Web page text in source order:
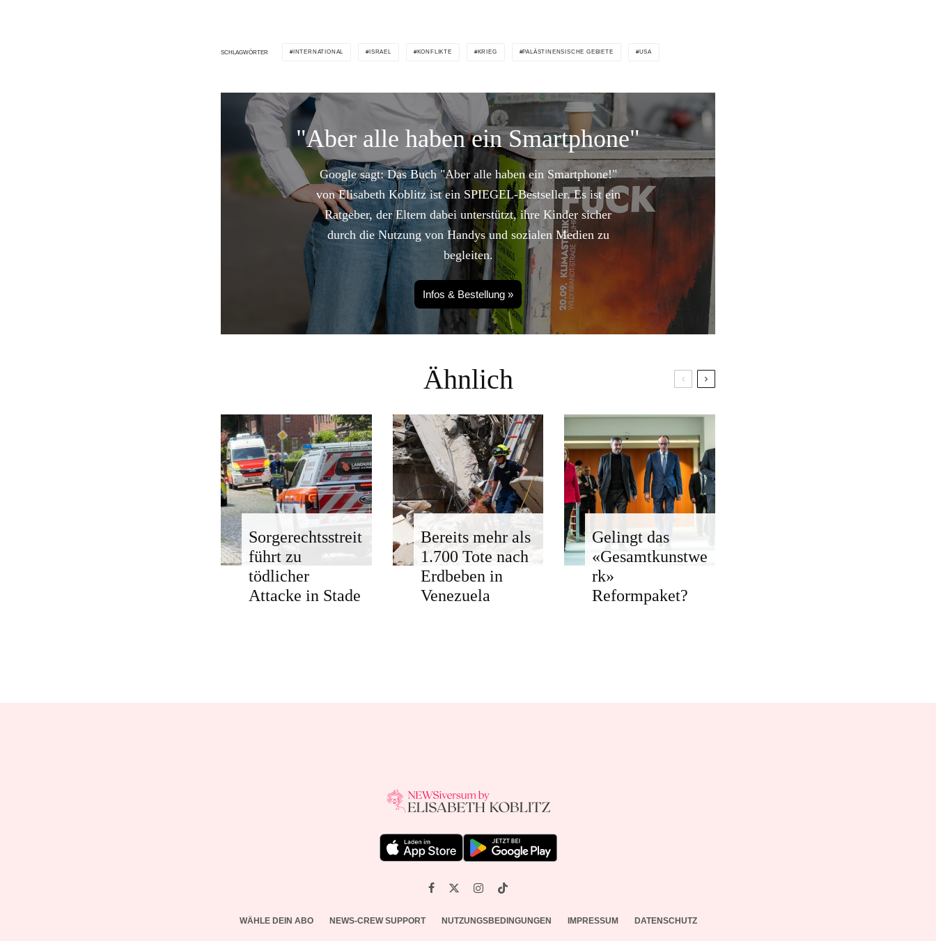
SCHLAGWÖRTER INTERNATIONAL ISRAEL KONFLIKTE KRIEG PALÄSTINENSISCHE GEBIETE USA
"Aber alle haben ein Smartphone"
Google sagt: Das Buch "Aber alle haben ein Smartphone!"
von Elisabeth Koblitz ist ein SPIEGEL-Bestseller. Es ist ein
Ratgeber, der Eltern dabei unterstützt, ihre Kinder sicher
durch die Nutzung von Handys und sozialen Medien zu
begleiten.
Infos & Bestellung »
Ähnlich
Sorgerechtsstreit
führt zu
tödlicher
Attacke in Stade
Bereits mehr als
1.700 Tote nach
Erdbeben in
Venezuela
Gelingt das
«Gesamtkunstwe
rk»
Reformpaket?
WÄHLE DEIN ABO NEWS-CREW SUPPORT NUTZUNGSBEDINGUNGEN IMPRESSUM DATENSCHUTZ